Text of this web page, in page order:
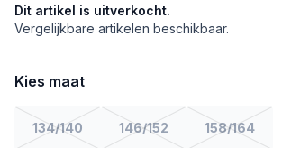
Dit artikel is uitverkocht.
Vergelijkbare artikelen beschikbaar.
Kies maat
134/140 146/152 158/164